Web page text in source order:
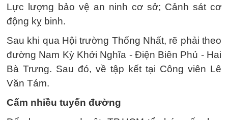
Lực lượng bảo vệ an ninh cơ sở; Cảnh sát cơ
động kỵ binh.
Sau khi qua Hội trường Thống Nhất, rẽ phải theo
đường Nam Kỳ Khởi Nghĩa - Điện Biên Phủ - Hai
Bà Trưng. Sau đó, về tập kết tại Công viên Lê
Văn Tám.
Cấm nhiều tuyến đường